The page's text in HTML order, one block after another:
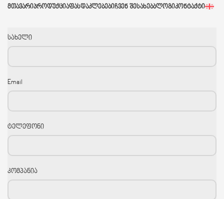
ᲛᲗᲐᲕᲐᲠᲘᲞᲠᲝᲓᲣᲥᲪᲘᲐᲤᲐᲡᲓᲐᲙᲚᲔᲑᲔᲑᲘᲩᲕᲔᲜ ᲨᲔᲡᲐᲮᲔᲑᲑᲚᲝᲒᲘᲙᲝᲜᲢᲐᲥᲢᲘ
სახელი
Email
ტელეფონი
კომპანია